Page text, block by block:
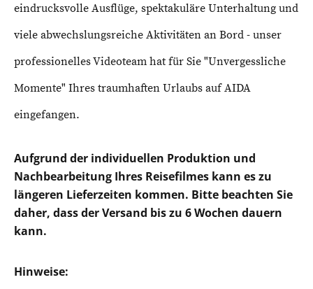
eindrucksvolle Ausflüge, spektakuläre Unterhaltung und
viele abwechslungsreiche Aktivitäten an Bord - unser
professionelles Videoteam hat für Sie "Unvergessliche
Momente" Ihres traumhaften Urlaubs auf AIDA
eingefangen.
Aufgrund der individuellen Produktion und
Nachbearbeitung Ihres Reisefilmes kann es zu
längeren Lieferzeiten kommen. Bitte beachten Sie
daher, dass der Versand bis zu 6 Wochen dauern
kann.
Hinweise: